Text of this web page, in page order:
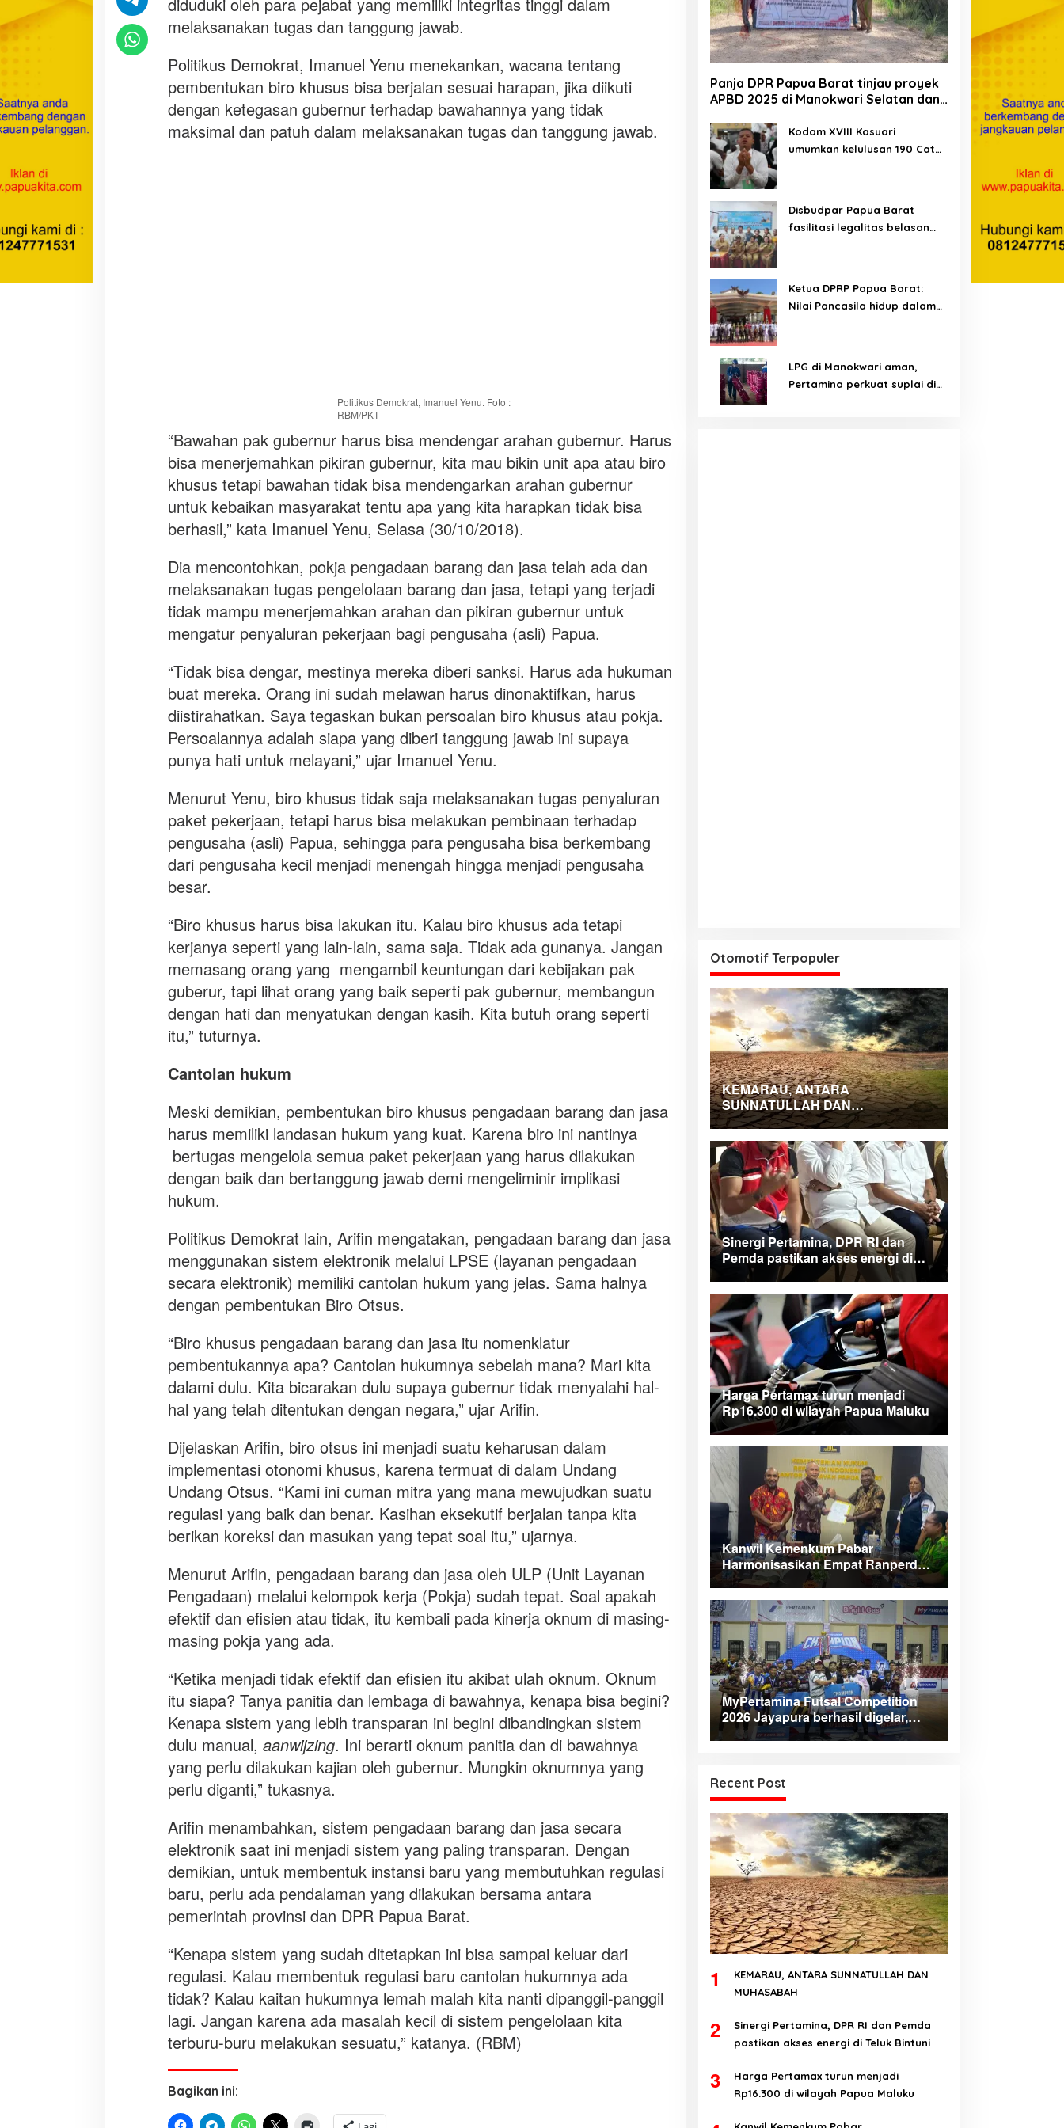
t
i
P
m
b
e
e
n
g
a
d
a
n
B
a
r
a
g
d
a
n
J
a
a
t
a
k
O
m
a
l
melaksanakan tugas dan tanggung jawab.
Politikus Demokrat, Imanuel Yenu menekankan, wacana tentang
pembentukan biro khusus bisa berjalan sesuai harapan, jika diikuti
dengan ketegasan gubernur terhadap bawahannya yang tidak
maksimal dan patuh dalam melaksanakan tugas dan tanggung jawab.
Politikus Demokrat, Imanuel Yenu. Foto :
RBM/PKT
“Bawahan pak gubernur harus bisa mendengar arahan gubernur. Harus
bisa menerjemahkan pikiran gubernur, kita mau bikin unit apa atau biro
khusus tetapi bawahan tidak bisa mendengarkan arahan gubernur
untuk kebaikan masyarakat tentu apa yang kita harapkan tidak bisa
berhasil,” kata Imanuel Yenu, Selasa (30/10/2018).
Dia mencontohkan, pokja pengadaan barang dan jasa telah ada dan
melaksanakan tugas pengelolaan barang dan jasa, tetapi yang terjadi
tidak mampu menerjemahkan arahan dan pikiran gubernur untuk
mengatur penyaluran pekerjaan bagi pengusaha (asli) Papua.
“Tidak bisa dengar, mestinya mereka diberi sanksi. Harus ada hukuman
buat mereka. Orang ini sudah melawan harus dinonaktifkan, harus
diistirahatkan. Saya tegaskan bukan persoalan biro khusus atau pokja.
Persoalannya adalah siapa yang diberi tanggung jawab ini supaya
punya hati untuk melayani,” ujar Imanuel Yenu.
Menurut Yenu, biro khusus tidak saja melaksanakan tugas penyaluran
paket pekerjaan, tetapi harus bisa melakukan pembinaan terhadap
pengusaha (asli) Papua, sehingga para pengusaha bisa berkembang
dari pengusaha kecil menjadi menengah hingga menjadi pengusaha
besar.
“Biro khusus harus bisa lakukan itu. Kalau biro khusus ada tetapi
kerjanya seperti yang lain-lain, sama saja. Tidak ada gunanya. Jangan
memasang orang yang mengambil keuntungan dari kebijakan pak
guberur, tapi lihat orang yang baik seperti pak gubernur, membangun
dengan hati dan menyatukan dengan kasih. Kita butuh orang seperti
itu,” tuturnya.
Cantolan hukum
Meski demikian, pembentukan biro khusus pengadaan barang dan jasa
harus memiliki landasan hukum yang kuat. Karena biro ini nantinya
bertugas mengelola semua paket pekerjaan yang harus dilakukan
dengan baik dan bertanggung jawab demi mengeliminir implikasi
hukum.
Politikus Demokrat lain, Arifin mengatakan, pengadaan barang dan jasa
menggunakan sistem elektronik melalui LPSE (layanan pengadaan
secara elektronik) memiliki cantolan hukum yang jelas. Sama halnya
dengan pembentukan Biro Otsus.
“Biro khusus pengadaan barang dan jasa itu nomenklatur
pembentukannya apa? Cantolan hukumnya sebelah mana? Mari kita
dalami dulu. Kita bicarakan dulu supaya gubernur tidak menyalahi hal-
hal yang telah ditentukan dengan negara,” ujar Arifin.
Dijelaskan Arifin, biro otsus ini menjadi suatu keharusan dalam
implementasi otonomi khusus, karena termuat di dalam Undang
Undang Otsus. “Kami ini cuman mitra yang mana mewujudkan suatu
regulasi yang baik dan benar. Kasihan eksekutif berjalan tanpa kita
berikan koreksi dan masukan yang tepat soal itu,” ujarnya.
Menurut Arifin, pengadaan barang dan jasa oleh ULP (Unit Layanan
Pengadaan) melalui kelompok kerja (Pokja) sudah tepat. Soal apakah
efektif dan efisien atau tidak, itu kembali pada kinerja oknum di masing-
masing pokja yang ada.
“Ketika menjadi tidak efektif dan efisien itu akibat ulah oknum. Oknum
itu siapa? Tanya panitia dan lembaga di bawahnya, kenapa bisa begini?
Kenapa sistem yang lebih transparan ini begini dibandingkan sistem
dulu manual, aanwijzing. Ini berarti oknum panitia dan di bawahnya
yang perlu dilakukan kajian oleh gubernur. Mungkin oknumnya yang
perlu diganti,” tukasnya.
Arifin menambahkan, sistem pengadaan barang dan jasa secara
elektronik saat ini menjadi sistem yang paling transparan. Dengan
demikian, untuk membentuk instansi baru yang membutuhkan regulasi
baru, perlu ada pendalaman yang dilakukan bersama antara
pemerintah provinsi dan DPR Papua Barat.
“Kenapa sistem yang sudah ditetapkan ini bisa sampai keluar dari
regulasi. Kalau membentuk regulasi baru cantolan hukumnya ada
tidak? Kalau kaitan hukumnya lemah malah kita nanti dipanggil-panggil
lagi. Jangan karena ada masalah kecil di sistem pengelolaan kita
terburu-buru melakukan sesuatu,” katanya. (RBM)
Bagikan ini:
Panja DPR Papua Barat tinjau proyek
APBD 2025 di Manokwari Selatan dan
Kodam XVIII Kasuari
umumkan kelulusan 190 Cata
Disbudpar Papua Barat
fasilitasi legalitas belasan
Ketua DPRP Papua Barat:
Nilai Pancasila hidup dalam
LPG di Manokwari aman,
Pertamina perkuat suplai di
Otomotif Terpopuler
KEMARAU, ANTARA
SUNNATULLAH DAN
MUHASABAH
Sinergi Pertamina, DPR RI dan
Pemda pastikan akses energi di
Teluk Bintuni
Harga Pertamax turun menjadi
Rp16.300 di wilayah Papua Maluku
Kanwil Kemenkum Pabar
Harmonisasikan Empat Ranperda
Kabupaten Teluk Wondama
MyPertamina Futsal Competition
2026 Jayapura berhasil digelar,
dorong talenta muda berprestasi
Recent Post
1
KEMARAU, ANTARA SUNNATULLAH DAN
MUHASABAH
2
Sinergi Pertamina, DPR RI dan Pemda
pastikan akses energi di Teluk Bintuni
3
Harga Pertamax turun menjadi
Rp16.300 di wilayah Papua Maluku